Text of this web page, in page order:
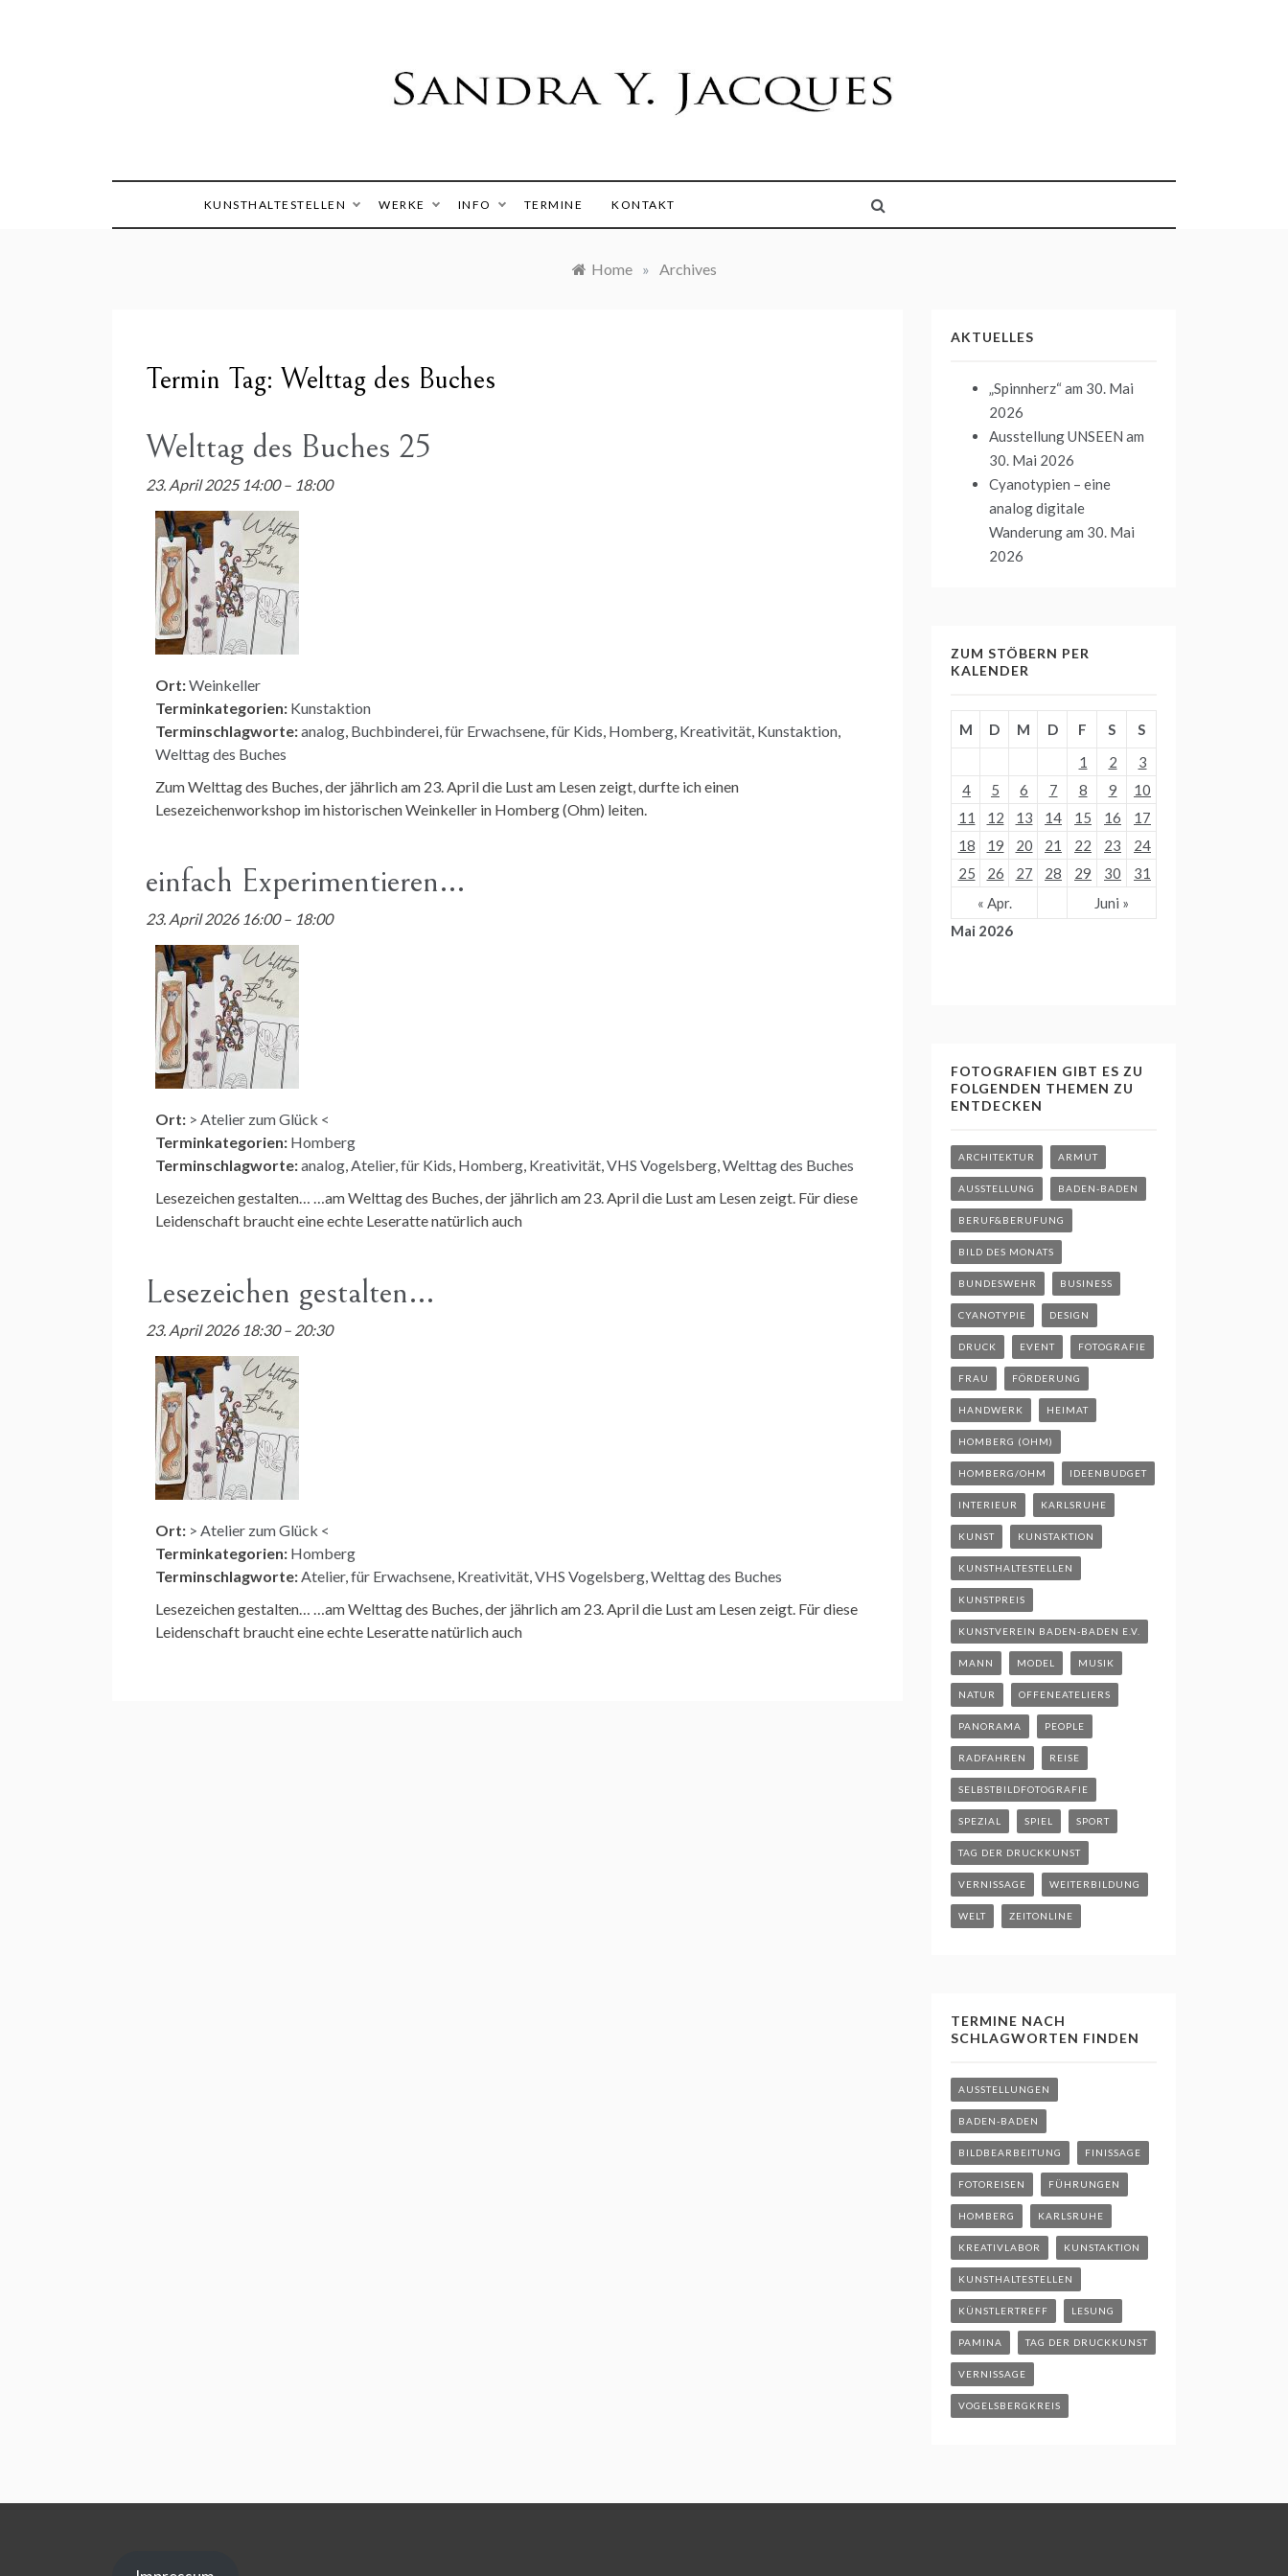
KUNSTHALTESTELLEN WERKE INFO TERMINE KONTAKT
Home » Archives
Termin Tag: Welttag des Buches
Welttag des Buches 25
23. April 2025 14:00– 18:00
Ort:Weinkeller
Terminkategorien: Kunstaktion
Terminschlagworte:analog, Buchbinderei,für Erwachsene,für Kids, Homberg, Kreativität, Kunstaktion,
Welttag des Buches
Zum Welttag des Buches, der jährlich am 23. April die Lust am Lesen zeigt, durfte ich einen
Lesezeichenworkshop im historischen Weinkeller in Homberg (Ohm) leiten.
einfach Experimentieren…
23. April 2026 16:00– 18:00
Ort: > Atelier zum Glück <
Terminkategorien: Homberg
Terminschlagworte:analog,Atelier,für Kids, Homberg, Kreativität,VHS Vogelsberg,Welttag des Buches
Lesezeichen gestalten… …am Welttag des Buches, der jährlich am 23. April die Lust am Lesen zeigt. Für diese
Leidenschaft braucht eine echte Leseratte natürlich auch
Lesezeichen gestalten…
23. April 2026 18:30– 20:30
Ort: > Atelier zum Glück <
Terminkategorien: Homberg
Terminschlagworte:Atelier,für Erwachsene, Kreativität,VHS Vogelsberg,Welttag des Buches
Lesezeichen gestalten… …am Welttag des Buches, der jährlich am 23. April die Lust am Lesen zeigt. Für diese
Leidenschaft braucht eine echte Leseratte natürlich auch
AKTUELLES
„Spinnherz“ am 30. Mai
2026
Ausstellung UNSEEN am
30. Mai 2026
Cyanotypien – eine
analog digitale
Wanderungam 30. Mai
2026
ZUM STÖBERN PER
KALENDER
Mai 2026
M D M D F S
S
1
2
3
4
5 6 7 8 9
10
11
12 13 14 15 16
17
18
19 20 21 22 23
24
25
26 27 28 29 30
31
« Apr.
Juni »
FOTOGRAFIEN GIBT ES ZU
FOLGENDEN THEMEN ZU
ENTDECKEN
ARCHITEKTUR ARMUT
AUSSTELLUNG BADEN-BADEN
BERUF&BERUFUNG
BILD DES MONATS
BUNDESWEHR BUSINESS
CYANOTYPIE DESIGN
DRUCK EVENT FOTOGRAFIE
FRAU FÖRDERUNG
HANDWERK HEIMAT
HOMBERG (OHM)
HOMBERG/OHM IDEENBUDGET
INTERIEUR KARLSRUHE
KUNST KUNSTAKTION
KUNSTHALTESTELLEN
KUNSTPREIS
KUNSTVEREIN BADEN-BADEN E.V.
MANN MODEL MUSIK
NATUR OFFENEATELIERS
PANORAMA PEOPLE
RADFAHREN REISE
SELBSTBILDFOTOGRAFIE
SPEZIAL SPIEL SPORT
TAG DER DRUCKKUNST
VERNISSAGE WEITERBILDUNG
WELT ZEITONLINE
TERMINE NACH
SCHLAGWORTEN FINDEN
AUSSTELLUNGEN
BADEN-BADEN
BILDBEARBEITUNG FINISSAGE
FOTOREISEN FÜHRUNGEN
HOMBERG KARLSRUHE
KREATIVLABOR KUNSTAKTION
KUNSTHALTESTELLEN
KÜNSTLERTREFF LESUNG
PAMINA TAG DER DRUCKKUNST
VERNISSAGE
VOGELSBERGKREIS